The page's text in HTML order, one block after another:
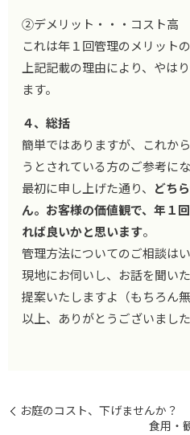
②デメリット・・・コスト高
これは年１回管理のメリットの
上記記載の理由により、やは
ます。
４、総括
簡単ではありますが、これか
うとされている方のご参考に
最初に申し上げた通り、 どち
ん。お客様の価値観で、年１
れば良いかと思います。
管理方法についてのご相談は
現地にお伺いし、お話を聞い
提案いたしますよ（もちろん無
以上、ありがとうございました
お庭のコスト、下げませんか？
食用・